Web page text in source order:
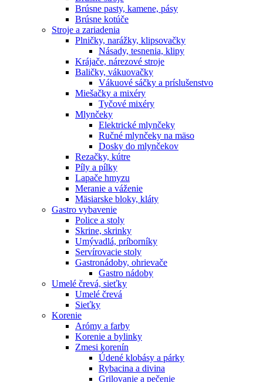
Brúsne pasty, kamene, pásy
Brúsne kotúče
Stroje a zariadenia
Plničky, narážky, klipsovačky
Násady, tesnenia, klipy
Krájače, nárezové stroje
Baličky, vákuovačky
Vákuové sáčky a príslušenstvo
Miešačky a mixéry
Tyčové mixéry
Mlynčeky
Elektrické mlynčeky
Ručné mlynčeky na mäso
Dosky do mlynčekov
Rezačky, kútre
Píly a pílky
Lapače hmyzu
Meranie a váženie
Mäsiarske bloky, kláty
Gastro vybavenie
Police a stoly
Skrine, skrinky
Umývadlá, príborníky
Servírovacie stoly
Gastronádoby, ohrievače
Gastro nádoby
Umelé črevá, sieťky
Umelé črevá
Sieťky
Korenie
Arómy a farby
Korenie a bylinky
Zmesi korenín
Údené klobásy a párky
Rybacina a divina
Grilovanie a pečenie